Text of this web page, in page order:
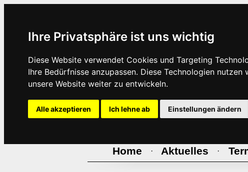
Ihre Privatsphäre ist uns wichtig
Diese Website verwendet Cookies und Targeting
Ihre Bedürfnisse anzupassen. Diese Technologien
unsere Website weiter zu entwickeln.
Alle akzeptieren Ich lehne ab Einstellungen ändern
Home · Aktuelles ·